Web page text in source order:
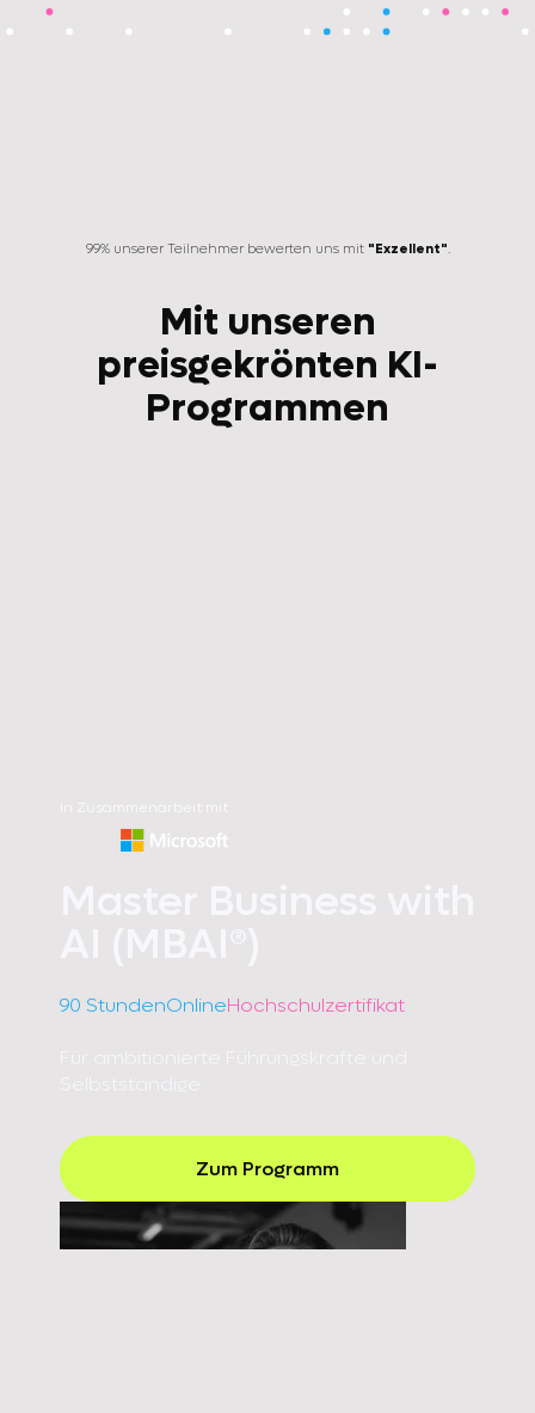
99% unserer Teilnehmer bewerten uns mit "Exzellent".
Mit unseren
preisgekrönten KI-
Programmen
In Zusammenarbeit mit
90 Stunden Hochschulzertifikat
Online
Zum Programm